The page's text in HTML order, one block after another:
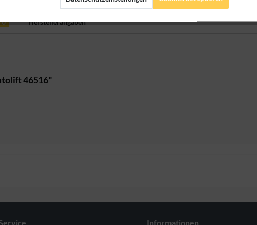
0 Herstellerangaben
46516"
Informationen